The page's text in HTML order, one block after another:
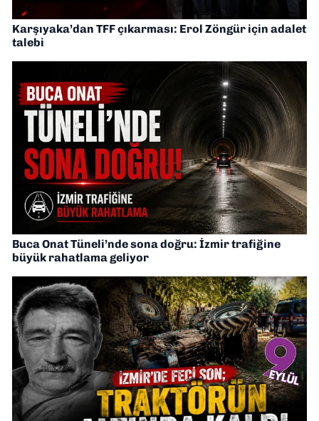
Karşıyaka’dan TFF çıkarması: Erol Zöngür için adalet
talebi
Buca Onat Tüneli’nde sona doğru: İzmir trafiğine
büyük rahatlama geliyor